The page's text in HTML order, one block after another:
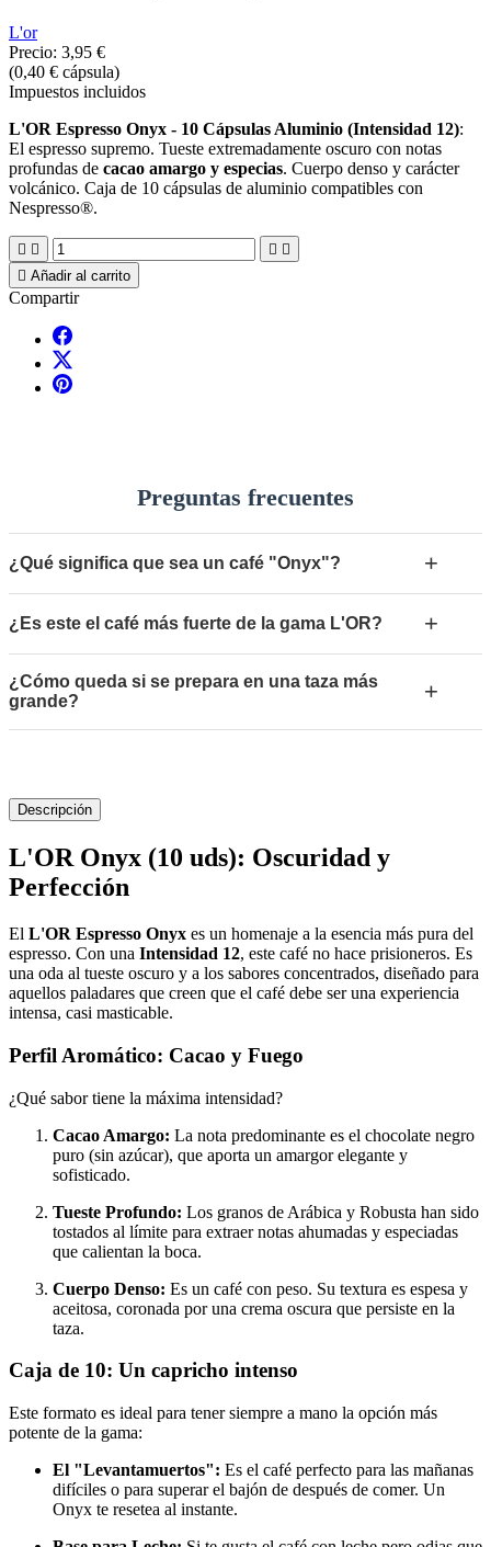
L'or
Precio: 3,95 €
(0,40 € cápsula)
Impuestos incluidos
L'OR Espresso Onyx - 10 Cápsulas Aluminio (Intensidad 12):
El espresso supremo. Tueste extremadamente oscuro con notas
profundas de cacao amargo y especias. Cuerpo denso y carácter
volcánico. Caja de 10 cápsulas de aluminio compatibles con
Nespresso®.
   
 Añadir al carrito
Compartir
Preguntas frecuentes
¿Qué significa que sea un café "Onyx"? +
¿Es este el café más fuerte de la gama L'OR? +
¿Cómo queda si se prepara en una taza más
grande?
+
Descripción
L'OR Onyx (10 uds): Oscuridad y
Perfección
El L'OR Espresso Onyx es un homenaje a la esencia más pura del
espresso. Con una Intensidad 12, este café no hace prisioneros. Es
una oda al tueste oscuro y a los sabores concentrados, diseñado para
aquellos paladares que creen que el café debe ser una experiencia
intensa, casi masticable.
Perfil Aromático: Cacao y Fuego
¿Qué sabor tiene la máxima intensidad?
Cacao Amargo: La nota predominante es el chocolate negro
puro (sin azúcar), que aporta un amargor elegante y
sofisticado.
Tueste Profundo: Los granos de Arábica y Robusta han sido
tostados al límite para extraer notas ahumadas y especiadas
que calientan la boca.
Cuerpo Denso: Es un café con peso. Su textura es espesa y
aceitosa, coronada por una crema oscura que persiste en la
taza.
Caja de 10: Un capricho intenso
Este formato es ideal para tener siempre a mano la opción más
potente de la gama:
El "Levantamuertos": Es el café perfecto para las mañanas
difíciles o para superar el bajón de después de comer. Un
Onyx te resetea al instante.